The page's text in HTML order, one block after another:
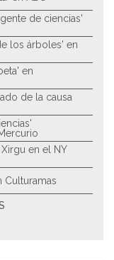
de ciencias'
los árboles' en
en
de la causa
en el NY
Culturamas